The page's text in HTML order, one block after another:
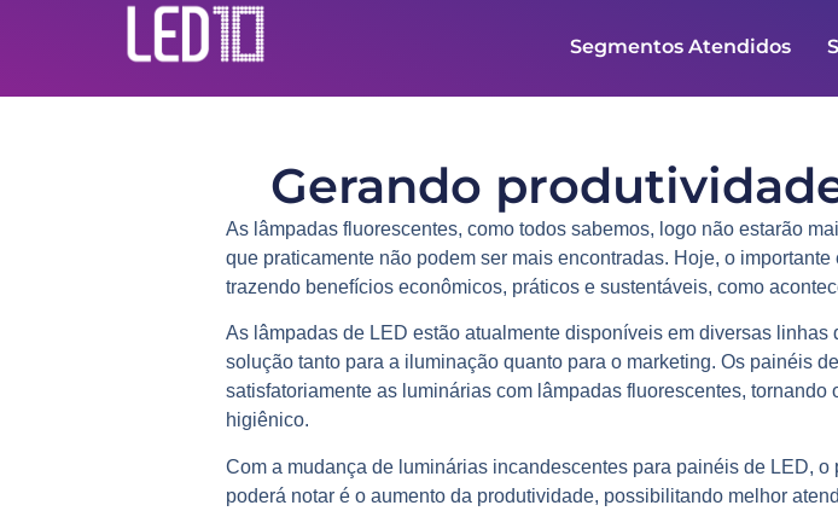
Segmentos Atendidos
Gerando
As lâmpadas fluorescentes, como todos sabemos, logo não estarão
que praticamente não podem ser mais encontradas. Hoje, o
trazendo benefícios econômicos, práticos e sustentáveis, como
As lâmpadas de LED estão atualmente disponíveis em diversas
solução tanto para a iluminação quanto para o marketing. Os painéis
satisfatoriamente as luminárias com lâmpadas fluorescentes,
higiênico.
Com a mudança de luminárias incandescentes para painéis de LED,
poderá notar é o aumento da produtividade, possibilitando melhor